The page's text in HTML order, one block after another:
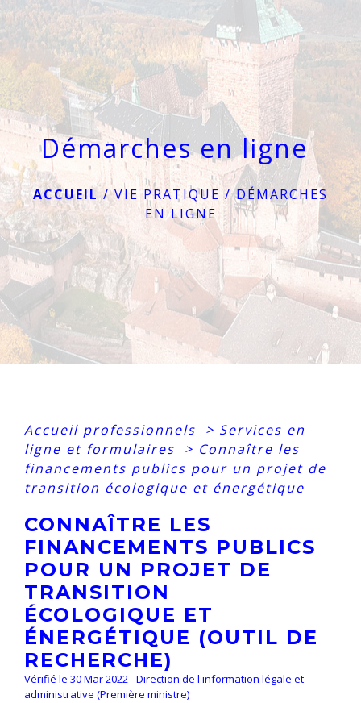
Démarches en ligne
ACCUEIL/VIE PRATIQUE /DÉMARCHES
EN LIGNE
Accueil professionnels > Services en
ligne et formulaires
> Connaître les
financements publics pour un projet de
transition écologique et énergétique
CONNAÎTRE LES
FINANCEMENTS PUBLICS
POUR UN PROJET DE
TRANSITION
ÉCOLOGIQUE ET
ÉNERGÉTIQUE (OUTIL DE
RECHERCHE)
Vérifié le 30 Mar 2022 - Direction de l'information légale et
administrative (Première ministre)